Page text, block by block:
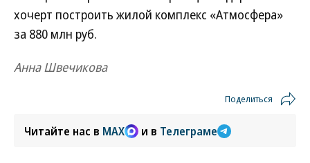
хочерт построить жилой комплекс «Атмосфера»
за 880 млн руб.
Анна Швечикова
Поделиться
Читайте нас в MAX и в Телеграме